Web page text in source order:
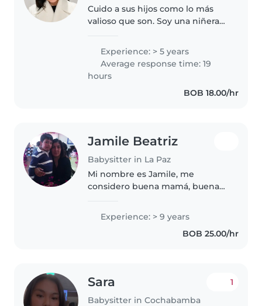
Cuido a sus hijos como lo más
valioso que son. Soy una niñera
cuidado a bebés, niños
pequeños y niños en edad
preescolar. Tengo experiencia en
caso de..
Experience: > 5 years
Average response time: 19
hours
BOB 18.00/hr
Jamile Beatriz
Babysitter in La Paz
Mi nombre es Jamile, me
considero buena mamá, buena
y manualidades y muchas cosas,
como cocina y repostería, crié
sola a mi hijo y ayudé con criar..
Experience: > 9 years
BOB 25.00/hr
Sara
Babysitter in Cochabamba
1